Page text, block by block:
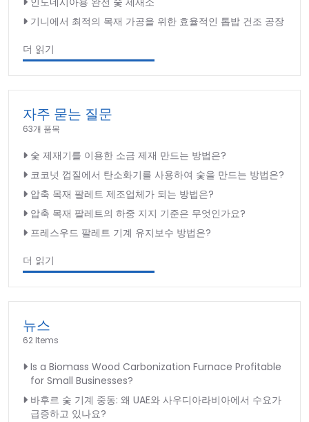
기니에서 최적의 목재 가공을 위한 효율적인 톱밥 건조 공장
더 읽기
자주 묻는 질문
63개 품목
숯 제재기를 이용한 소금 제재 만드는 방법은?
코코넛 껍질에서 탄소화기를 사용하여 숯을 만드는 방법은?
압축 목재 팔레트 제조업체가 되는 방법은?
압축 목재 팔레트의 하중 지지 기준은 무엇인가요?
프레스우드 팔레트 기계 유지보수 방법은?
더 읽기
뉴스
62 Items
Is a Biomass Wood Carbonization Furnace Profitable
for Small Businesses?
바후르 숯 기계 중동: 왜 UAE와 사우디아라비아에서 수요가
급증하고 있나요?